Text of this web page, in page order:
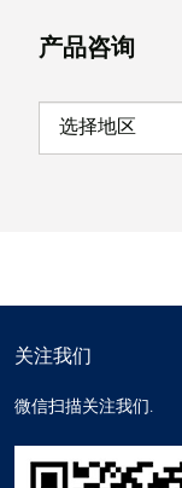
产品咨询
关注我们
微信扫描关注我们.